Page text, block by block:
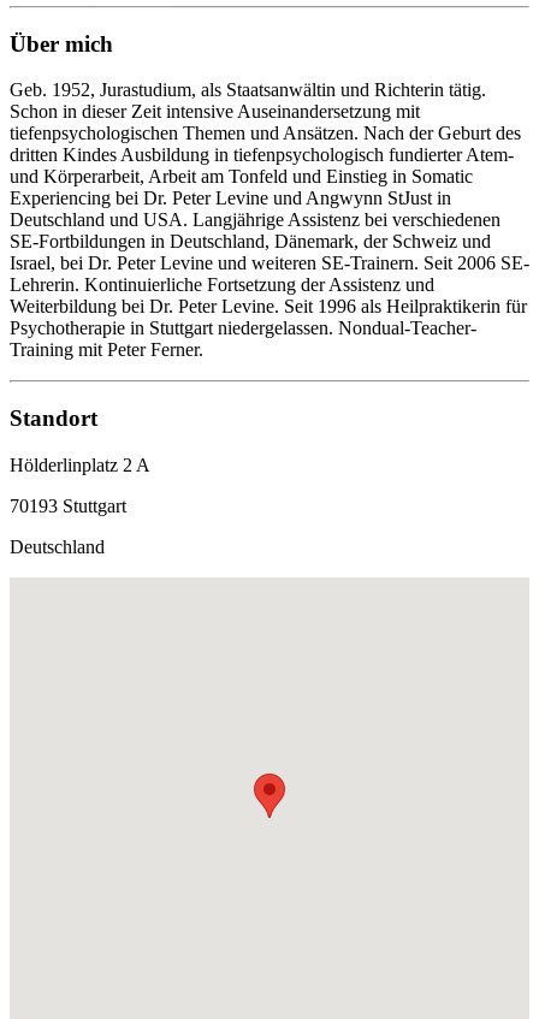
Über mich
Geb. 1952, Jurastudium, als Staatsanwältin und Richterin tätig.
Schon in dieser Zeit intensive Auseinandersetzung mit
tiefenpsychologischen Themen und Ansätzen. Nach der Geburt des
dritten Kindes Ausbildung in tiefenpsychologisch fundierter Atem-
und Körperarbeit, Arbeit am Tonfeld und Einstieg in Somatic
Experiencing bei Dr. Peter Levine und Angwynn StJust in
Deutschland und USA. Langjährige Assistenz bei verschiedenen
SE-Fortbildungen in Deutschland, Dänemark, der Schweiz und
Israel, bei Dr. Peter Levine und weiteren SE-Trainern. Seit 2006 SE-
Lehrerin. Kontinuierliche Fortsetzung der Assistenz und
Weiterbildung bei Dr. Peter Levine. Seit 1996 als Heilpraktikerin für
Psychotherapie in Stuttgart niedergelassen. Nondual-Teacher-
Training mit Peter Ferner.
Standort
Hölderlinplatz 2 A
70193 Stuttgart
Deutschland